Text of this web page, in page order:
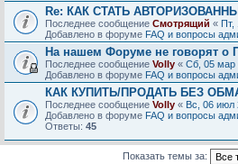
Re: КАК СТАТЬ
Последнее сообщение Смотрящий « Пт,
Добавлено в форуме FAQ и вопросы
На нашем Форуме не говорят о
Последнее сообщение Volly « Сб, 05 мар
Добавлено в форуме FAQ и вопросы
КАК КУПИТЬ/ПРОДАТЬ БЕЗ
Последнее сообщение Volly « Вс, 06 июл
Добавлено в форуме FAQ и вопросы
Ответы: 45
Показать темы за: